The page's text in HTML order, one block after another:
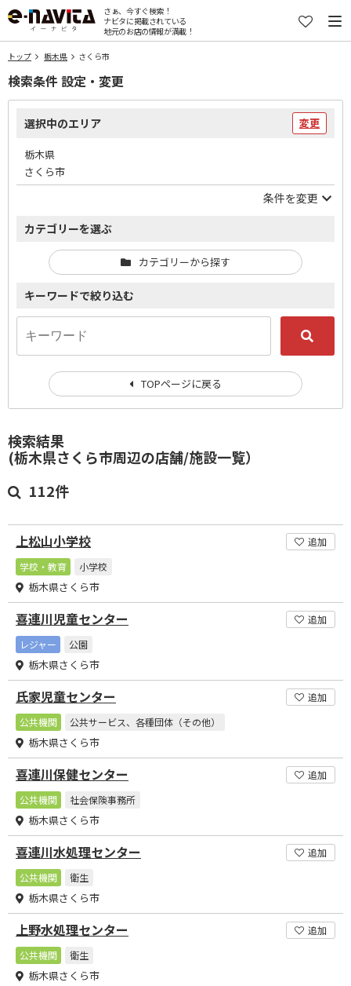
さぁ、今すぐ検索！
ナビタに掲載されている
地元のお店の情報が満載！
トップ 栃木県 さくら市
検索結果
(栃木県さくら市周辺の店舗/施設一覧）
112件
上松山小学校
追加
学校・教育
小学校
栃木県さくら市
喜連川児童センター
追加
レジャー
公園
栃木県さくら市
氏家児童センター
追加
公共機関
公共サービス、各種団体（その他）
栃木県さくら市
喜連川保健センター
追加
公共機関
社会保険事務所
栃木県さくら市
喜連川水処理センター
追加
公共機関
衛生
栃木県さくら市
上野水処理センター
追加
公共機関
衛生
栃木県さくら市
検索条件 設定・変更
選択中のエリア 変更
栃木県
さくら市
条件を変更
カテゴリーを選ぶ
カテゴリーから探す
キーワードで絞り込む
TOPページに戻る